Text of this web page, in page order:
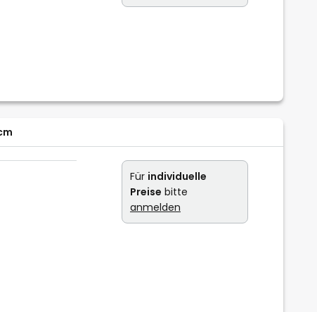
Für individuelle
Preise bitte
anmelden